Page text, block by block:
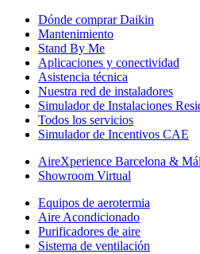
Dónde comprar Daikin
Mantenimiento
Stand By Me
Aplicaciones y conectividad
Asistencia técnica
Nuestra red de instaladores
Simulador de Instalaciones
Todos los servicios
Simulador de Incentivos CAE
AireXperience Barcelona &
Showroom Virtual
Equipos de aerotermia
Aire Acondicionado
Purificadores de aire
Sistema de ventilación